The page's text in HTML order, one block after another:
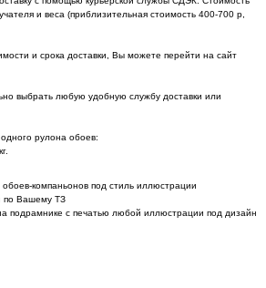
и веса (приблизительная стоимость 400-700 р,
и срока доставки, Вы можете перейти на сайт
выбрать любую удобную службу доставки или
рулона обоев:
компаньонов под стиль иллюстрации
по Вашему ТЗ
подрамнике с печатью любой иллюстрации под дизайн